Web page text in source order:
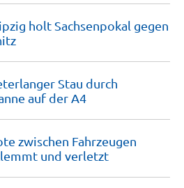
holt Sachsenpokal gegen
Stau durch
auf der A4
zwischen Fahrzeugen
und verletzt